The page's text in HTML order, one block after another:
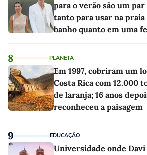
para o verão são um
tanto para usar na
banho quanto em uma
8 PLANETA
Em 1997, cobriram um
Costa Rica com 12.000
de laranja; 16 anos
reconheceu a paisagem
9 EDUCAÇÃO
Universidade onde